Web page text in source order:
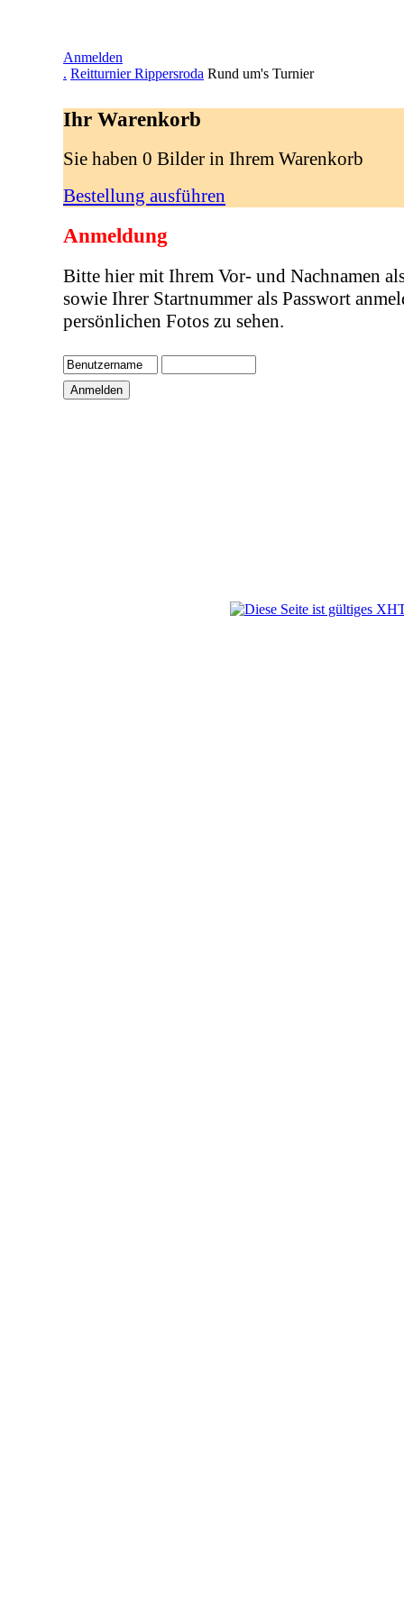
Anmelden
. Reitturnier Rippersroda Rund um's Turnier
Ihr Warenkorb
Sie haben 0 Bilder in Ihrem Warenkorb
Bestellung ausführen
Anmeldung
Bitte hier mit Ihrem Vor- und Nachnamen
sowie Ihrer Startnummer als Passwort
persönlichen Fotos zu sehen.